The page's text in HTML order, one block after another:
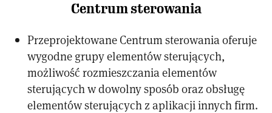
Centrum sterowania
Przeprojektowane Centrum sterowania oferuje
wygodne grupy elementów sterujących,
możliwość rozmieszczania elementów
sterujących w dowolny sposób oraz obsługę
elementów sterujących z aplikacji innych firm.